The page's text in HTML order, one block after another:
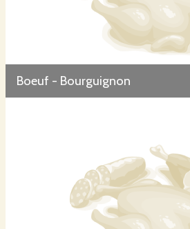
Boeuf - Bourguignon